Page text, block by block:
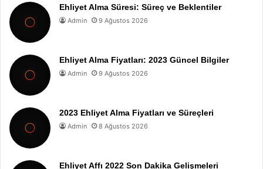
Ehliyet Alma Süresi: Süreç ve Beklentiler
Admin 9 Ağustos 2026
Ehliyet Alma Fiyatları: 2023 Güncel Bilgiler
Admin 9 Ağustos 2026
2023 Ehliyet Alma Fiyatları ve Süreçleri
Admin 8 Ağustos 2026
Ehliyet Affı 2022 Son Dakika Gelişmeleri